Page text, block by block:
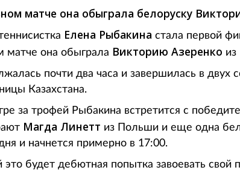
матче она обыграла белоруску
Елена Рыбакина стала первой
матче она обыграла Викторию Азеренко из
почти два часа и завершилась в двух
Казахстана.
за трофей Рыбакина встретится с
Магда Линетт из Польши и еще одна
и начнется примерно в 17:00.
будет дебютная попытка завоевать свой